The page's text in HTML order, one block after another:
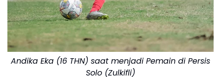
Andika Eka (16 THN) saat menjadi Pemain di Persis
Solo (Zulkifli)